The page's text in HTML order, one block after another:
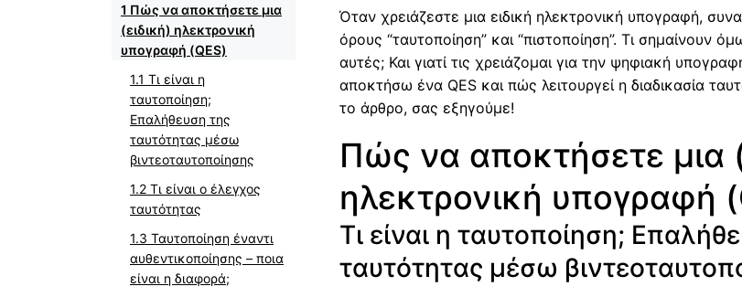
Πώς να αποκτήσετε μια
(ειδική) ηλεκτρονική
υπογραφή (QES)
Τι είναι η
ταυτοποίηση;
Επαλήθευση της
ταυτότητας μέσω
βιντεοταυτοποίησης
Τι είναι ο έλεγχος
ταυτότητας
Ταυτοποίηση έναντι
αυθεντικοποίησης – ποια
είναι η διαφορά;
Όταν χρειάζεστε μια ειδική ηλεκτρονική υπογραφή,
όρους “ταυτοποίηση” και “πιστοποίηση”. Τι σημαίνουν
αυτές; Και γιατί τις χρειάζομαι για την ψηφιακή
αποκτήσω ένα QES και πώς λειτουργεί η διαδικασία
το άρθρο, σας εξηγούμε!
Πώς να αποκτήσετε μια
ηλεκτρονική υπογραφή
Τι είναι η ταυτοποίηση;
ταυτότητας μέσω